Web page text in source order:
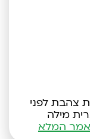
צהבת לפני
מילה
המלא